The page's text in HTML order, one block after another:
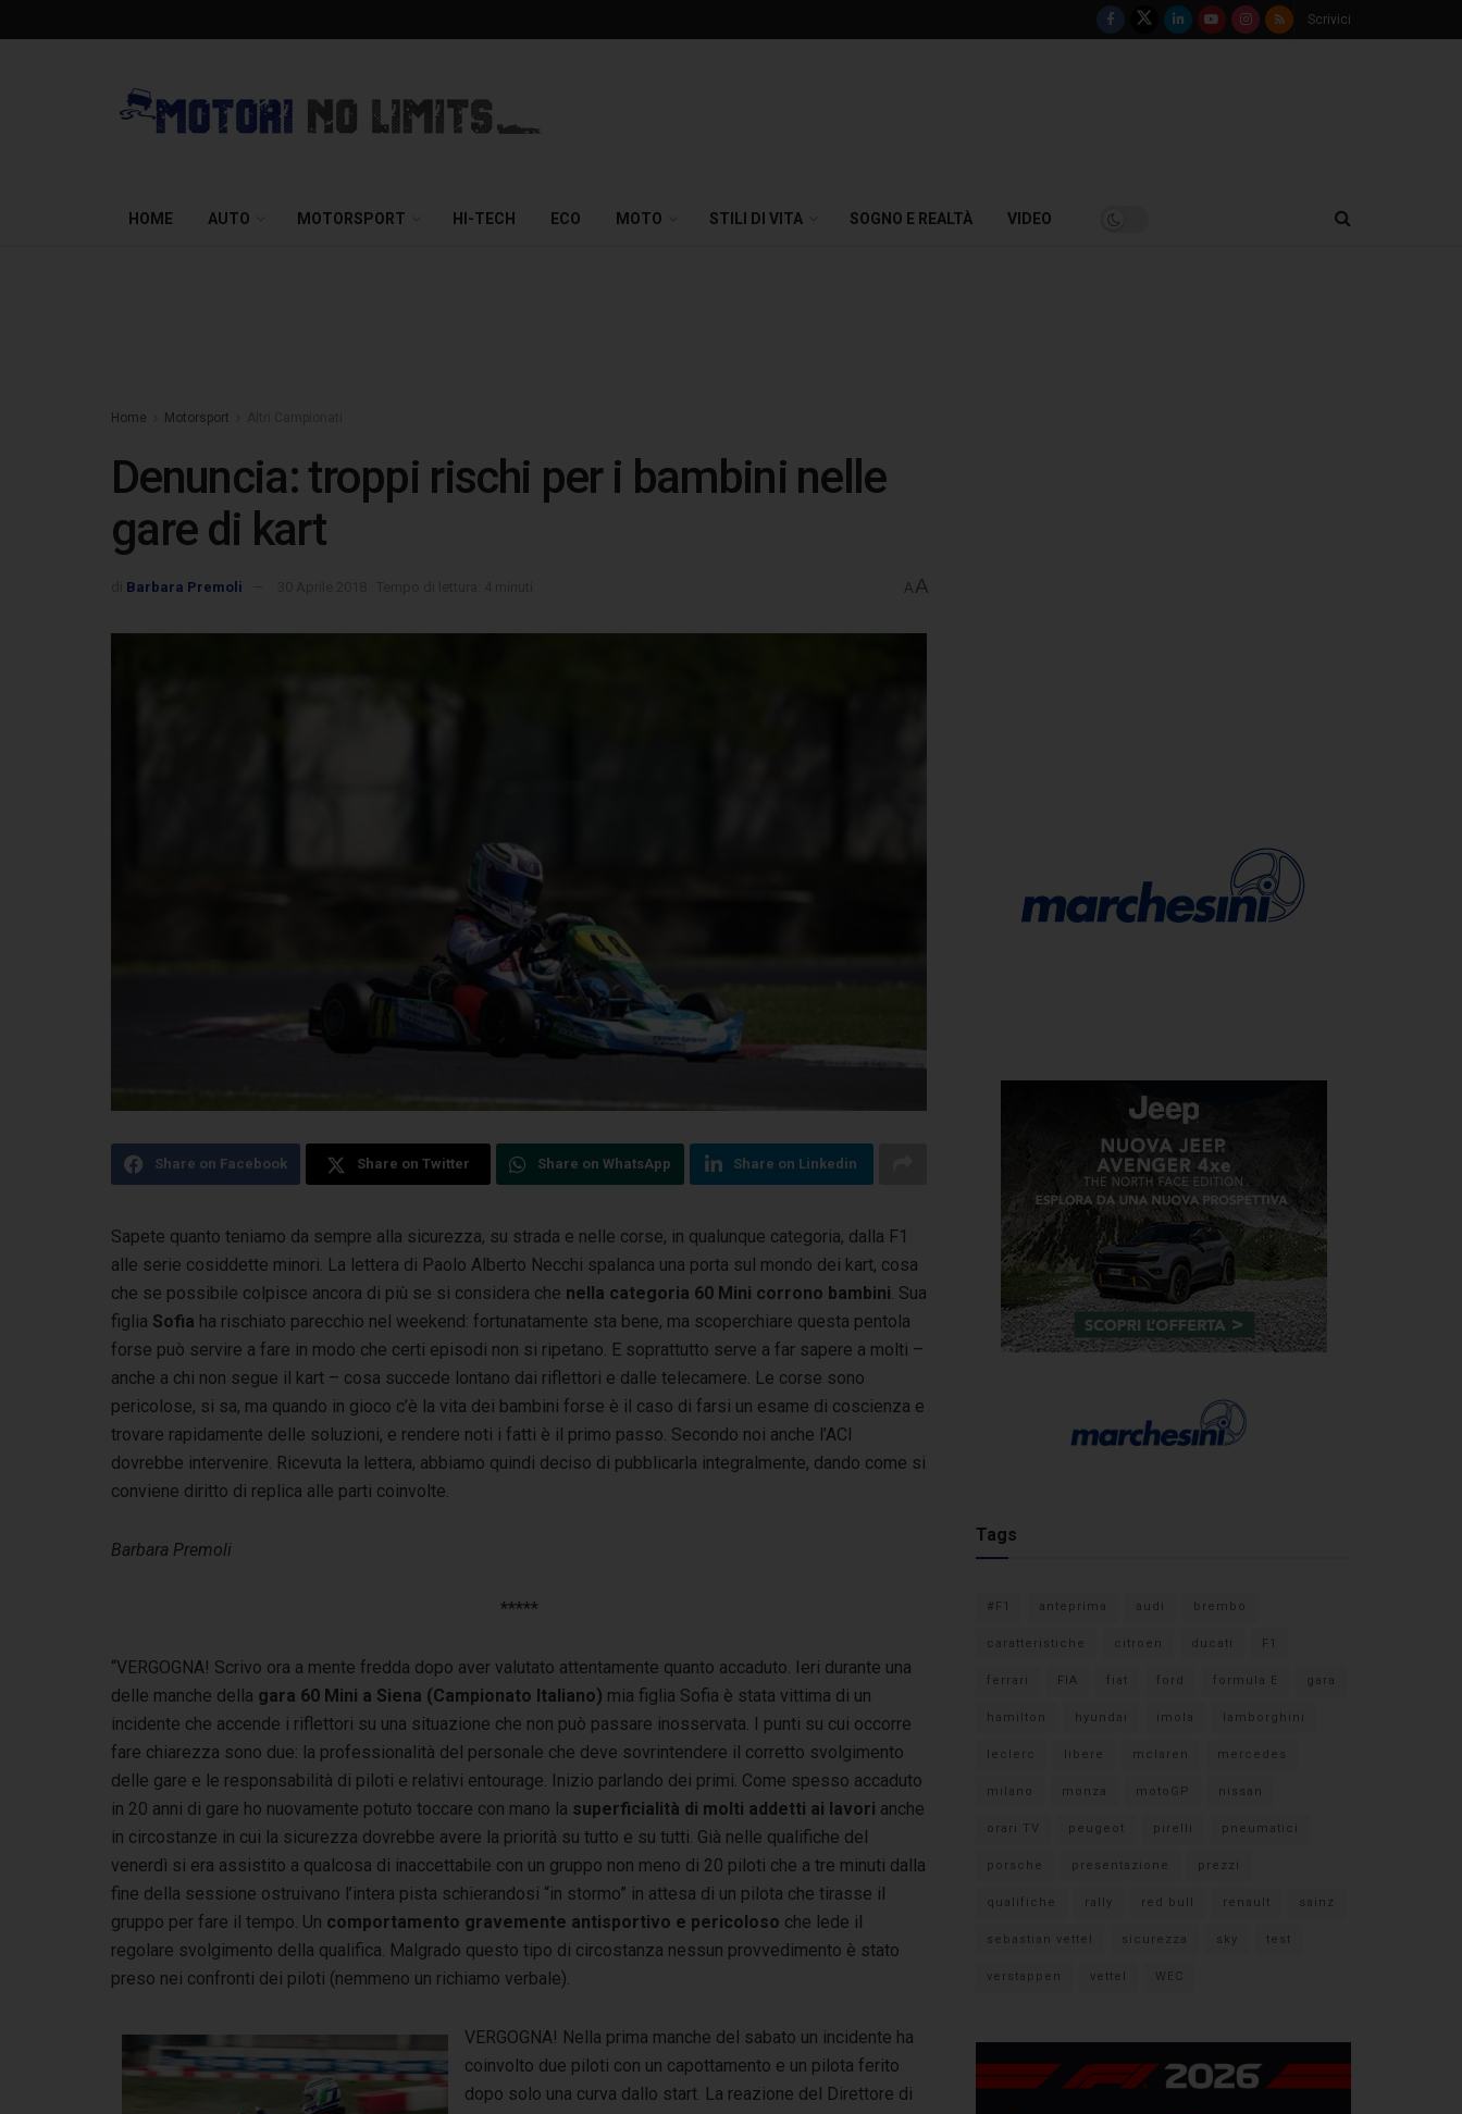
Scrivici
HOME AUTO MOTORSPORT HI-TECH ECO MOTO STILI DI VITA SOGNO E REALTÀ VIDEO
Home Motorsport
Denuncia: troppi rischi per i bambini nelle
gare di kart
Barbara Premoli A A
Share on Facebook Share on Twitter Share on WhatsApp Share on Linkedin
Sapete quanto teniamo da sempre alla sicurezza, su strada e nelle corse, in qualunque categoria, dalla F1
alle serie cosiddette minori. La lettera di Paolo Alberto Necchi spalanca una porta sul mondo dei kart, cosa
che se possibile colpisce ancora di più se si considera che nella categoria 60 Mini corrono bambini. Sua
figlia Sofia ha rischiato parecchio nel weekend: fortunatamente sta bene, ma scoperchiare questa pentola
forse può servire a fare in modo che certi episodi non si ripetano. E soprattutto serve a far sapere a molti –
anche a chi non segue il kart – cosa succede lontano dai riflettori e dalle telecamere. Le corse sono
pericolose, si sa, ma quando in gioco c’è la vita dei bambini forse è il caso di farsi un esame di coscienza e
trovare rapidamente delle soluzioni, e rendere noti i fatti è il primo passo. Secondo noi anche l’ACI
dovrebbe intervenire. Ricevuta la lettera, abbiamo quindi deciso di pubblicarla integralmente, dando come si
conviene diritto di replica alle parti coinvolte.
Barbara Premoli
*****
“VERGOGNA! Scrivo ora a mente fredda dopo aver valutato attentamente quanto accaduto. Ieri durante una
delle manche della gara 60 Mini a Siena (Campionato Italiano) mia figlia Sofia è stata vittima di un
incidente che accende i riflettori su una situazione che non può passare inosservata. I punti su cui occorre
fare chiarezza sono due: la professionalità del personale che deve sovrintendere il corretto svolgimento
delle gare e le responsabilità di piloti e relativi entourage. Inizio parlando dei primi. Come spesso accaduto
in 20 anni di gare ho nuovamente potuto toccare con mano la superficialità di molti addetti ai lavori anche
in circostanze in cui la sicurezza dovrebbe avere la priorità su tutto e su tutti. Già nelle qualifiche del
venerdì si era assistito a qualcosa di inaccettabile con un gruppo non meno di 20 piloti che a tre minuti dalla
fine della sessione ostruivano l’intera pista schierandosi “in stormo” in attesa di un pilota che tirasse il
gruppo per fare il tempo. Un comportamento gravemente antisportivo e pericoloso che lede il
regolare svolgimento della qualifica. Malgrado questo tipo di circostanza nessun provvedimento è stato
preso nei confronti dei piloti (nemmeno un richiamo verbale).
VERGOGNA! Nella prima manche del sabato un incidente ha
coinvolto due piloti con un capottamento e un pilota ferito
dopo solo una curva dallo start. La reazione del Direttore di
Tags
#F1 anteprima audi brembo
caratteristiche citroen ducati F1
ferrari FIA fiat ford formula E gara
hamilton hyundai imola lamborghini
leclerc libere mclaren mercedes
milano monza motoGP nissan
orari TV peugeot pirelli pneumatici
porsche presentazione prezzi
qualifiche rally red bull renault sainz
sebastian vettel sicurezza sky test
verstappen vettel WEC